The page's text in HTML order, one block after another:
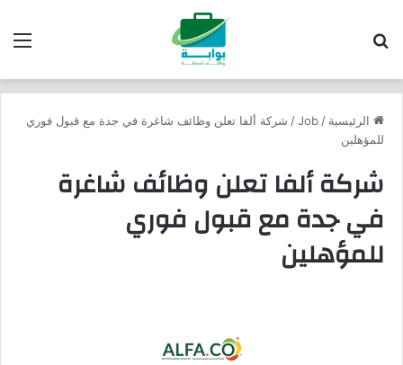
الرئيسية /
Job
/ شركة ألفا تعلن وظائف شاغرة في جدة مع قبول فوري
للمؤهلين
شركة ألفا تعلن وظائف شاغرة
في جدة مع قبول فوري
للمؤهلين